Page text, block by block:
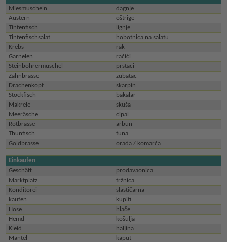
Miesmuscheln
dagnje
Austern
oštrige
Tintenfisch
lignje
Tintenfischsalat
hobotnica na salatu
Krebs
rak
Garnelen
račići
Steinbohrermuschel
prstaci
Zahnbrasse
zubatac
Drachenkopf
skarpin
Stockfisch
bakalar
Makrele
skuša
Meeräsche
cipal
Rotbrasse
arbun
Thunfisch
tuna
Goldbrasse
orada / komarča
Einkaufen
Geschäft
prodavaonica
Marktplatz
tržnica
Konditorei
slastičarna
kaufen
kupiti
Hose
hlače
Hemd
košulja
Kleid
haljina
Mantel
kaput